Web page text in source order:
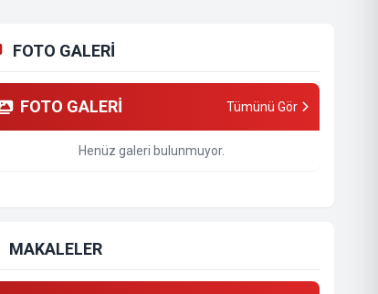
FOTO GALERİ
FOTO GALERİ Tümünü Gör
Henüz galeri bulunmuyor.
MAKALELER